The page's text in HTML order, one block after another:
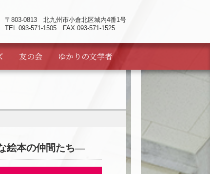
〒803-0813 北九州市小倉北区城内4番1号
TEL 093-571-1505 FAX 093-571-1525
友の会 ゆかりの文学者
絵本の仲間たち―